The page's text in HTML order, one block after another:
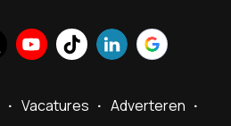
Vacatures Adverteren